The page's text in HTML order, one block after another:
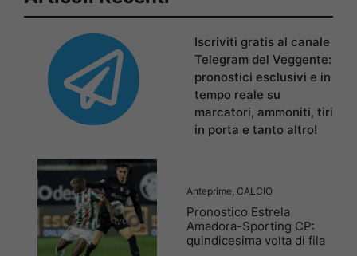
Iscriviti gratis al canale
Telegram del Veggente:
pronostici esclusivi e in
tempo reale su
marcatori, ammoniti, tiri
in porta e tanto altro!
Anteprime, CALCIO
Pronostico Estrela
Amadora-Sporting CP:
quindicesima volta di fila